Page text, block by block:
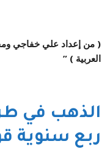
( من إعداد علي خفاجي
العربية ) ”
الذهب في
ربع سنوية